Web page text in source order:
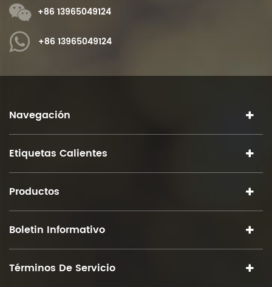
+86 13965049124
+86 13965049124
Navegación
Etiquetas Calientes
Productos
Boletin Informativo
Términos De Servicio